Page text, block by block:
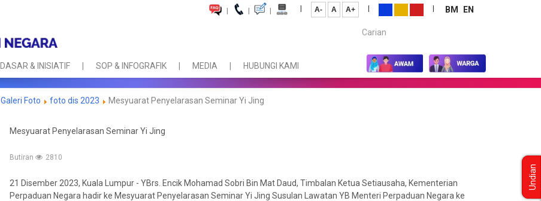
| | | | A- A A+ | | BM
EN
Carian...
DASAR & INISIATIF SOP & INFOGRAFIK MEDIA HUBUNGI KAMI
Galeri Foto foto dis 2023 Mesyuarat Penyelarasan Seminar Yi Jing
Mesyuarat Penyelarasan Seminar Yi Jing
Butiran 2810
21 Disember 2023, Kuala Lumpur - YBrs. Encik Mohamad Sobri Bin Mat Daud, Timbalan Ketua Setiausaha, Kementerian
Perpaduan Negara hadir ke Mesyuarat Penyelarasan Seminar Yi Jing Susulan Lawatan YB Menteri Perpaduan Negara ke
Undian